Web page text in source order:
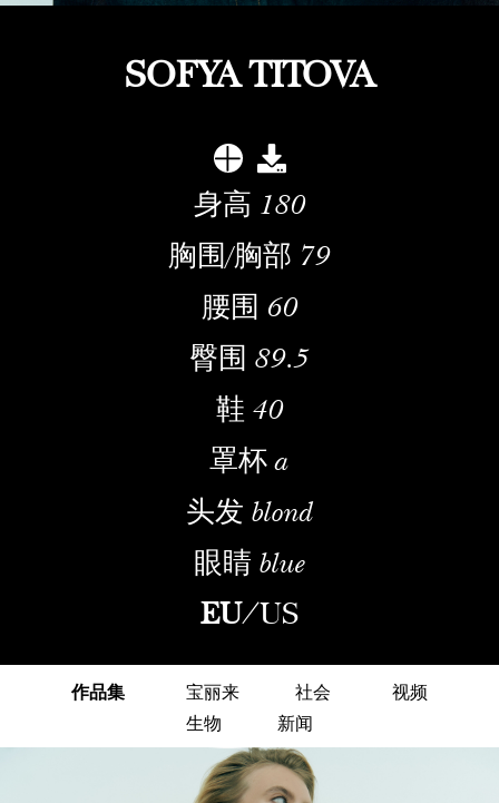
SOFYA TITOVA
身高 180
胸围/胸部 79
腰围 60
臀围 89.5
鞋 40
罩杯 a
头发 blond
眼睛 blue
EU/US
作品集 宝丽来 社会
视频
生物
新闻